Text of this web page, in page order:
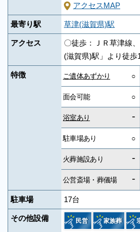
アクセスMAP
最寄り駅 草津(滋賀県)駅
アクセス
〇徒歩：ＪＲ草津線
(滋賀県)駅」より徒歩
特徴 ご遺体あずかり ○
面会可能 ○
浴室あり -
駐車場あり ○
火葬施設あり -
公営斎場・葬儀場 -
駐車場 17台
その他設備 民営 家族葬